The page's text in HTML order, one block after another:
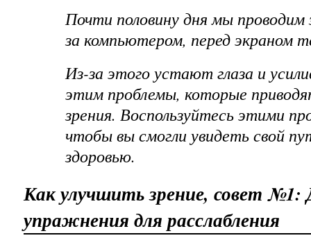
Почти половину дня мы
за компьютером, перед экраном
Из-за этого устают глаза и
этим проблемы, которые
зрения. Воспользуйтесь этими
чтобы вы смогли увидеть свой
здоровью.
Как улучшить зрение, совет №1:
упражнения для расслабления